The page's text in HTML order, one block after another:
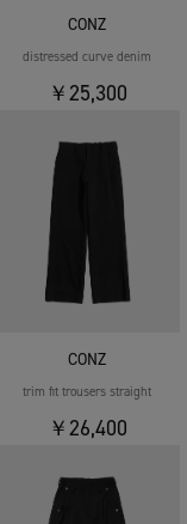
CONZ
distressed curve denim
￥25,300
CONZ
trim fit trousers straight
￥26,400